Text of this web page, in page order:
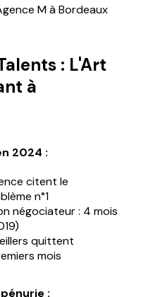
M à Bordeaux
: L'Art
à
2024 :
citent le
n°1
négociateur : 4 mois
quittent
mois
: